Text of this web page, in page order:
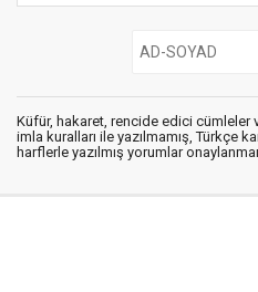
Küfür, hakaret, rencide edici cümleler
imla kuralları ile yazılmamış, Türkçe
harflerle yazılmış yorumlar